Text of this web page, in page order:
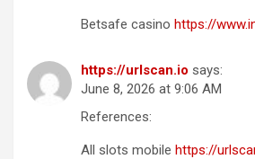
Betsafe casino https://
https://urlscan.io says:
June 8, 2026 at 9:06 AM
References:
All slots mobile https://